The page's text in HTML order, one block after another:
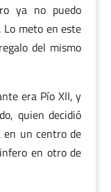
ya no puedo
Lo meto en este
del mismo
era Pío XII, y
quien decidió
en un centro de
en otro de